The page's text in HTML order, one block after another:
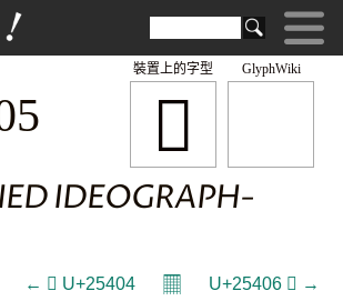
GlyphWiki
𥐅
裝置上的字型
IDEOGRAPH-
← 𥐄 U+25404 𝄜 U+25406 𥐆 →